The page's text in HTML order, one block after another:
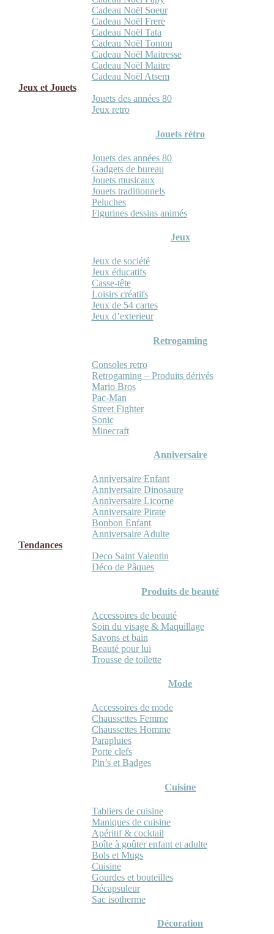
Cadeau Noël Soeur
Cadeau Noël Frere
Cadeau Noël Tata
Cadeau Noël Tonton
Cadeau Noël Maitresse
Cadeau Noël Maitre
Cadeau Noël Atsem
Jeux et Jouets
Jouets des années 80
Jeux retro
Jouets rétro
Jouets des années 80
Gadgets de bureau
Jouets musicaux
Jouets traditionnels
Peluches
Figurines dessins animés
Jeux
Jeux de société
Jeux éducatifs
Casse-tête
Loisirs créatifs
Jeux de 54 cartes
Jeux d’exterieur
Retrogaming
Consoles retro
Retrogaming – Produits dérivés
Mario Bros
Pac-Man
Street Fighter
Sonic
Minecraft
Anniversaire
Anniversaire Enfant
Anniversaire Dinosaure
Anniversaire Licorne
Anniversaire Pirate
Bonbon Enfant
Anniversaire Adulte
Tendances
Deco Saint Valentin
Déco de Pâques
Produits de beauté
Accessoires de beauté
Soin du visage & Maquillage
Savons et bain
Beauté pour lui
Trousse de toilette
Mode
Accessoires de mode
Chaussettes Femme
Chaussettes Homme
Parapluies
Porte clefs
Pin’s et Badges
Cuisine
Tabliers de cuisine
Maniques de cuisine
Apéritif & cocktail
Boîte à goûter enfant et adulte
Bols et Mugs
Cuisine
Gourdes et bouteilles
Décapsuleur
Sac isotherme
Décoration